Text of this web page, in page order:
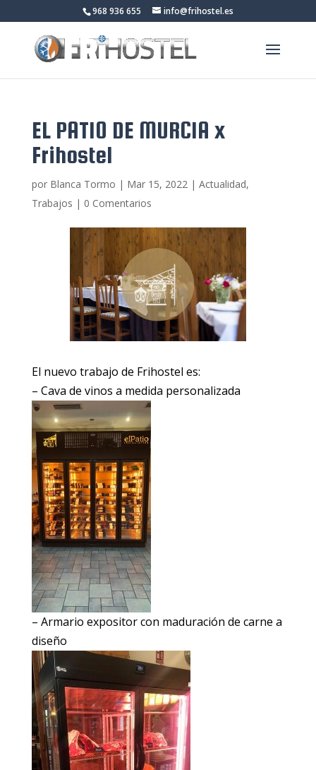
968 936 655 info@frihostel.es
EL PATIO DE MURCIA x
Frihostel
por Blanca Tormo | Mar 15, 2022| Actualidad,
Trabajos | 0 Comentarios
El nuevo trabajo de Frihostel es:
– Cava de vinos a medida personalizada
– Armario expositor con maduración de carne a
diseño